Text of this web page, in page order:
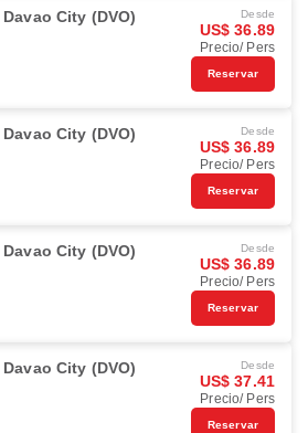
Davao City (DVO) Desde
US$ 36.89
Precio/ Pers
Reservar
Davao City (DVO) Desde
US$ 36.89
Precio/ Pers
Reservar
Davao City (DVO) Desde
US$ 36.89
Precio/ Pers
Reservar
Davao City (DVO) Desde
US$ 37.41
Precio/ Pers
Reservar